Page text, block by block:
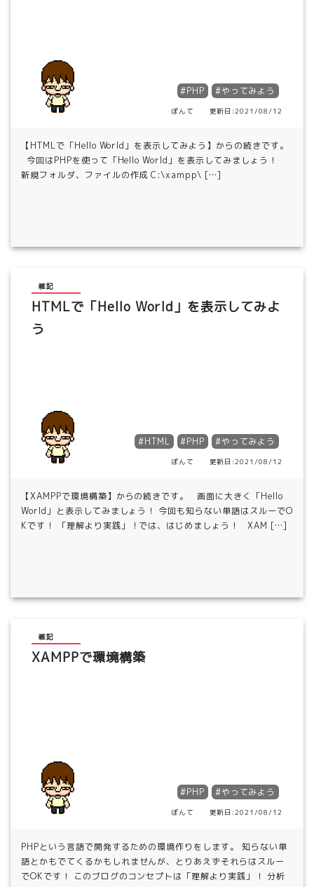
#PHP #やってみよう
ぽんて 更新日:2021/08/12
【HTMLで「Hello World」を表示してみよう】からの続きです。
今回はPHPを使って「Hello World」を表示してみましょう！
新規フォルダ、ファイルの作成 C:\xampp\ […]
雑記
HTMLで「Hello World」を表示してみよ
う
#HTML #PHP #やってみよう
ぽんて 更新日:2021/08/12
【XAMPPで環境構築】からの続きです。 画面に大きく「Hello
World」と表示してみましょう！ 今回も知らない単語はスルーでO
Kです！ 「理解より実践」！では、はじめましょう！ XAM […]
雑記
XAMPPで環境構築
#PHP #やってみよう
ぽんて 更新日:2021/08/12
PHPという言語で開発するための環境作りをします。 知らない単
語とかもでてくるかもしれませんが、とりあえずそれらはスルー
でOKです！ このブログのコンセプトは「理解より実践」！ 分析